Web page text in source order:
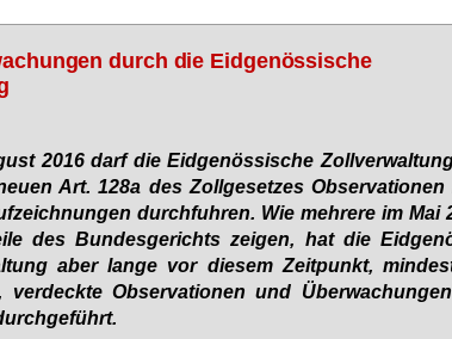
durch die Eidgenössische
2016 darf die Eid­ge­nös­si­sche
Art. 128a des Zoll­ge­set­zes Ob­ser­va­tio­nen
durch­fuh­ren. Wie meh­re­re im Mai
des Bun­des­ge­richts zei­gen, hat die
aber lan­ge vor die­sem Zeit­punkt,
ver­deck­te Ob­ser­va­tio­nen und